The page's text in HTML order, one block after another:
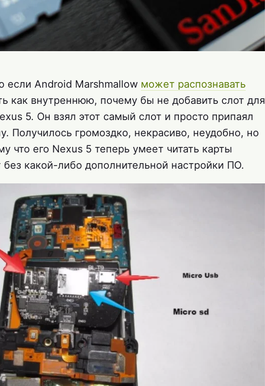
если Android Marshmallow может распознавать
как внутреннюю, почему бы не добавить слот для
5. Он взял этот самый слот и просто припаял
Получилось громоздко, некрасиво, неудобно, но
что его Nexus 5 теперь умеет читать карты
без какой-либо дополнительной настройки ПО.